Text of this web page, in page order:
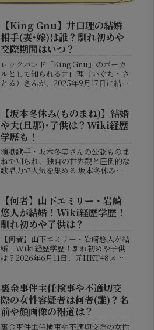
【King Gnu】井口理の結婚
相手(妻･嫁)は誰？馴れ初めや
交際期間はいつ？
ロックバンド「King Gnu」のボーカ
ルとして知られる井口理（いぐち・さ
とる）さんが、2025年9月17日に結婚
間で話題となり、SNSでも祝福の声が
あふれました。お相手に...
【坂本冬休み(ものまね)】結婚
や夫(旦那)･子供は？Wiki経歴
学歴も！
演歌歌手・坂本冬美さんの公認ものま
ねで知られ、独自の世界観と圧倒的な
歌唱力で人気を集める 坂本冬休み
して長年第一線で活躍していますが、
その素顔はあまり知られていません。
今回...
【何者】山下エミリー・岩崎
悠人が結婚！Wiki経歴学歴！
馴れ初めや子供は？
【何者】山下エミリー・岩崎悠人が結
婚！Wiki経歴学歴！馴れ初めや子供
は？2026年6月11日、元HKT48メン
レン長崎所属の岩崎悠人選手が結婚を
発表し、大きな話題となりま...
裏金事件主任検事や不適切交
際の女性容疑者は何者(誰)？名
前や顔画像の報道は？
裏金事件主任検事や不適切交際の女性